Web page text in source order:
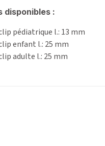
disponibles :
pédiatrique l.: 13 mm
enfant l.: 25 mm
adulte l.: 25 mm